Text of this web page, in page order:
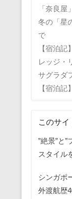
「奈良屋
冬の「星
で
【宿泊
レッジ・
サグラダ
【宿泊
このサ
”絶景”と
スタイル
シンガポ
外渡航歴